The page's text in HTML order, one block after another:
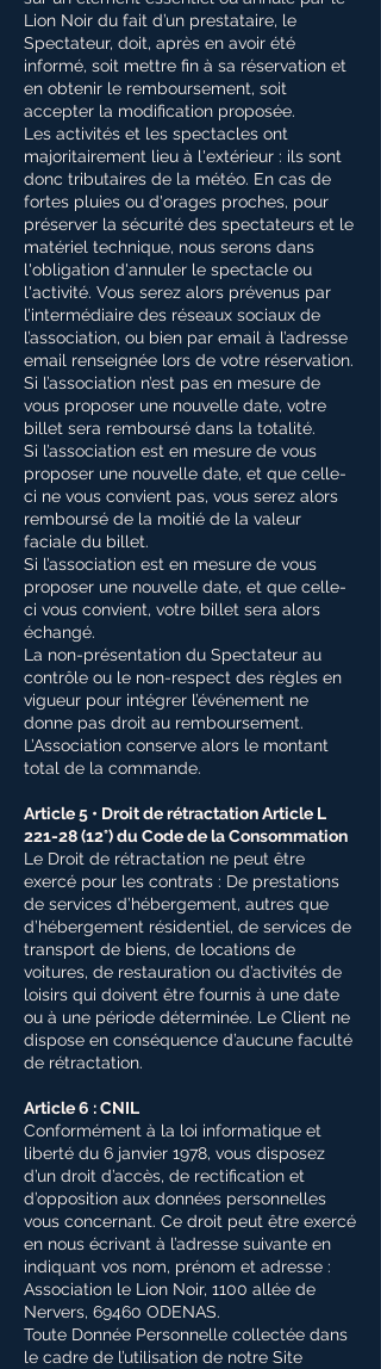
Lion Noir du fait d’un prestataire, le
Spectateur, doit, après en avoir été
informé, soit mettre fin à sa réservation et
en obtenir le remboursement, soit
accepter la modification proposée.
Les activités et les spectacles ont
majoritairement lieu à l'extérieur : ils sont
donc tributaires de la météo. En cas de
fortes pluies ou d'orages proches, pour
préserver la sécurité des spectateurs et le
matériel technique, nous serons dans
l'obligation d'annuler le spectacle ou
l'activité. Vous serez alors prévenus par
l’intermédiaire des réseaux sociaux de
l’association, ou bien par email à l’adresse
email renseignée lors de votre réservation.
Si l’association n’est pas en mesure de
vous proposer une nouvelle date, votre
billet sera remboursé dans la totalité.
Si l’association est en mesure de vous
proposer une nouvelle date, et que celle-
ci ne vous convient pas, vous serez alors
remboursé de la moitié de la valeur
faciale du billet.
Si l’association est en mesure de vous
proposer une nouvelle date, et que celle-
ci vous convient, votre billet sera alors
échangé.
La non-présentation du Spectateur au
contrôle ou le non-respect des règles en
vigueur pour intégrer l’événement ne
donne pas droit au remboursement.
L’Association conserve alors le montant
total de la commande.
Article 5 • Droit de rétractation Article L
221-28 (12°) du Code de la Consommation
Le Droit de rétractation ne peut être
exercé pour les contrats : De prestations
de services d’hébergement, autres que
d’hébergement résidentiel, de services de
transport de biens, de locations de
voitures, de restauration ou d’activités de
loisirs qui doivent être fournis à une date
ou à une période déterminée. Le Client ne
dispose en conséquence d’aucune faculté
de rétractation.
Article 6 : CNIL
Conformément à la loi informatique et
liberté du 6 janvier 1978, vous disposez
d’un droit d’accès, de rectification et
d’opposition aux données personnelles
vous concernant. Ce droit peut être exercé
en nous écrivant à l’adresse suivante en
indiquant vos nom, prénom et adresse :
Association le Lion Noir, 1100 allée de
Nervers, 69460 ODENAS.
Toute Donnée Personnelle collectée dans
le cadre de l’utilisation de notre Site